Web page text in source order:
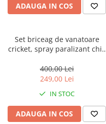
ADAUGA IN COS
Set briceag de vanatoare
cricket, spray paralizant chili
DEPOX®,50 cm/12 cm/60 ml
400,00 Lei
249,00 Lei
IN STOC
ADAUGA IN COS